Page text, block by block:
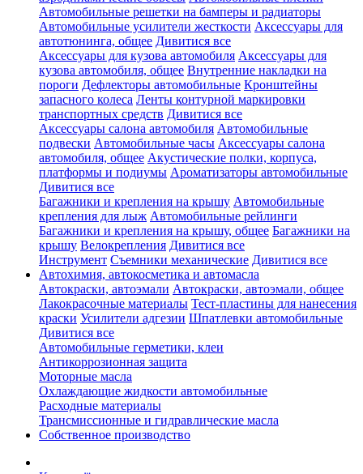
Автомобильные решетки на бамперы и радиаторы
Автомобильные усилители жесткости Аксессуары для
автотюнинга, общее Дивитися все
Аксессуары для кузова автомобиля Аксессуары для
кузова автомобиля, общее Внутренние накладки на
пороги Дефлекторы автомобильные Кронштейны
запасного колеса Ленты контурной маркировки
транспортных средств Дивитися все
Аксессуары салона автомобиля Автомобильные
подвески Автомобильные часы Аксессуары салона
автомобиля, общее Акустические полки, корпуса,
платформы и подиумы Ароматизаторы автомобильные
Дивитися все
Багажники и крепления на крышу Автомобильные
крепления для лыж Автомобильные рейлинги
Багажники и крепления на крышу, общее Багажники на
крышу Велокрепления Дивитися все
Инструмент Съемники механические Дивитися все
Автохимия, автокосметика и автомасла
Автокраски, автоэмали Автокраски, автоэмали, общее
Лакокрасочные материалы Тест-пластины для нанесения
краски Усилители адгезии Шпатлевки автомобильные
Дивитися все
Автомобильные герметики, клеи
Антикоррозионная защита
Моторные масла
Охлаждающие жидкости автомобильные
Расходные материалы
Трансмиссионные и гидравлические масла
Собственное производство